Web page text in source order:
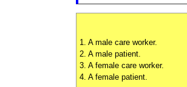
1. A male care worker.
2. A male patient.
3. A female care worker.
4. A female patient.